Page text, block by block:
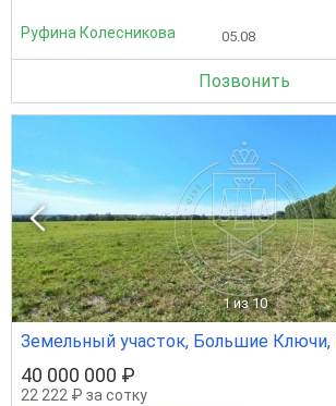
Руфина Колесникова 05.08
Позвонить
1 из 10
Земельный участок, Большие Ключи,
40 000 000 ₽
22 222 ₽ за сотку